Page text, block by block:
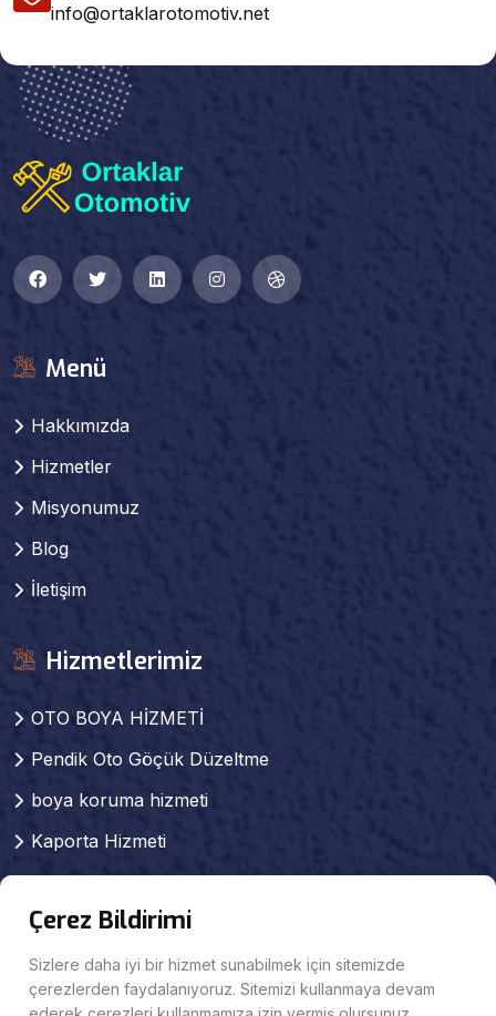
info@ortaklarotomotiv.net
Menü
Hakkımızda
Hizmetler
Misyonumuz
Blog
İletişim
Hizmetlerimiz
OTO BOYA HİZMETİ
Pendik Oto Göçük Düzeltme
boya koruma hizmeti
Kaporta Hizmeti
Pendik kaporta boya
Pendik Pasta Cila Hizmeti
Pendik Oto Mekanik Servisi
KAPORTA SERVİSİ
Çerez Bildirimi
Sizlere daha iyi bir hizmet sunabilmek için sitemizde
çerezlerden faydalanıyoruz. Sitemizi kullanmaya devam